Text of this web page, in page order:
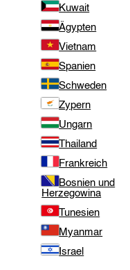
Kuwait
Ägypten
Vietnam
Spanien
Schweden
Zypern
Ungarn
Thailand
Frankreich
Bosnien und
Herzegowina
Tunesien
Myanmar
Israel